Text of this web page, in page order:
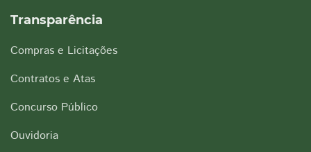
Transparência
Compras e Licitações
Contratos e Atas
Concurso Público
Ouvidoria